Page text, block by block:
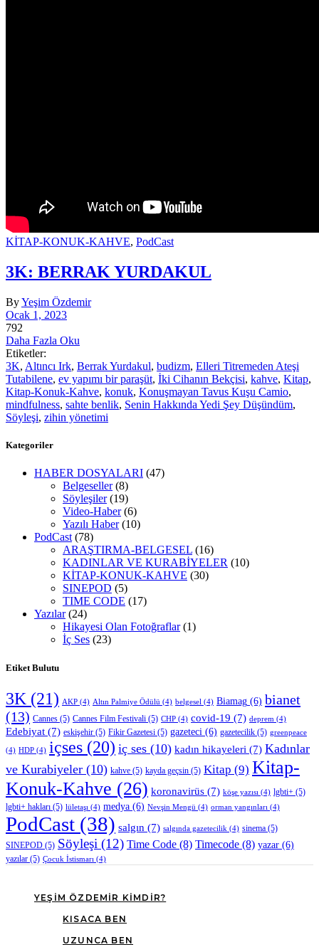
KİTAP-KONUK-KAHVE, PodCast
3K: BERRAK YURDAKUL
ByYeşim Özdemir
Ocak 1, 2023
792
Daha Fazla Oku
Etiketler:
3K, Altıncı Irk, Berrak Yurdakul, budizm, Elleri Titremeden Ateşi
Tutabilene, ev yapımı bir paraşüt, İki Cihanın Bekçisi, kahve, Kitap,
Kitap-Konuk-Kahve, konuk, Konuşmayan Tavus Kuşu Camio,
mindfulness, sahte benlik, Senin Hakkında Yedi Şey Düşündüm,
Söyleşi, zihin yönetimi
Kategoriler
HABER DOSYALARI (47)
Belgeseller(8)
Söyleşiler(19)
Video-Haber(6)
Yazılı Haber(10)
PodCast(78)
ARAŞTIRMA-BELGESEL (16)
KADINLAR VE KURABİYELER (10)
KİTAP-KONUK-KAHVE (30)
SINEPOD (5)
TIME CODE (17)
Yazılar(24)
Hikayesi Olan Fotoğraflar(1)
İç Ses (23)
Etiket Bulutu
3K (21) AKP (4) Altın Palmiye Ödülü (4) belgesel (4) Biamag (6) bianet
(13) Cannes (5) Cannes Film Festivali (5) CHP (4) covid-19 (7) deprem (4)
Edebiyat (7) eskişehir (5) Fikir Gazetesi (5) gazeteci (6) gazetecilik (5) greenpeace
(4) HDP (4) içses (20) iç ses (10) kadın hikayeleri (7) Kadınlar
ve Kurabiyeler (10) kahve (5) kayda geçsin (5) Kitap (9) Kitap-
Konuk-Kahve (26) koronavirüs (7) köşe yazısı (4) lgbti+ (5)
lgbti+ hakları (5) lületaşı (4) medya (6) Nevşin Mengü (4) orman yangınları (4)
PodCast (38) salgın (7) salgında gazetecilik (4) sinema (5)
SINEPOD (5) Söyleşi (12) Time Code (8) Timecode (8) yazar (6)
yazılar (5) Çocuk İstismarı (4)
YEŞIM ÖZDEMIR KIMDIR?
KISACA BEN
UZUNCA BEN